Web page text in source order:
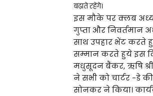
बढ़ाते रहेंगे।
इस मौके पर क्लब
गुप्ता और निवर्तमान
साथ उपहार भेंट करते
सम्मान करते हुये इस
मधुसूदन बैंकर, ऋषि
ने सभी को चार्टर -डे
सोनकर ने किया।